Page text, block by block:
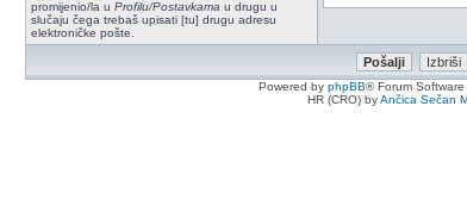
promijenio/la u Profilu/Postavkama u drugu u
slučaju čega trebaš upisati [tu] drugu adresu
elektroničke pošte.
Powered by phpBB® Forum
HR (CRO) byAnčica Sečan